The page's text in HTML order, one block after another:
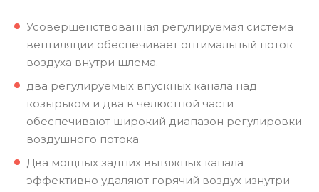
Усовершенствованная регулируемая система
вентиляции обеспечивает оптимальный поток
воздуха внутри шлема.
два регулируемых впускных канала над
козырьком и два в челюстной части
обеспечивают широкий диапазон регулировки
воздушного потока.
Два мощных задних вытяжных канала
эффективно удаляют горячий воздух изнутри